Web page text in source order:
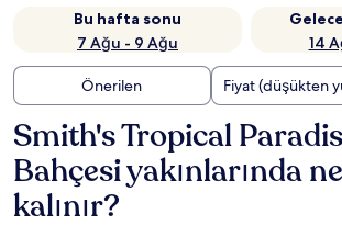
Bu hafta sonu
7 Ağu - 9 Ağu
14
Önerilen Fiyat (düşükten
Smith's Tropical
Bahçesi yakınlarında
kalınır?